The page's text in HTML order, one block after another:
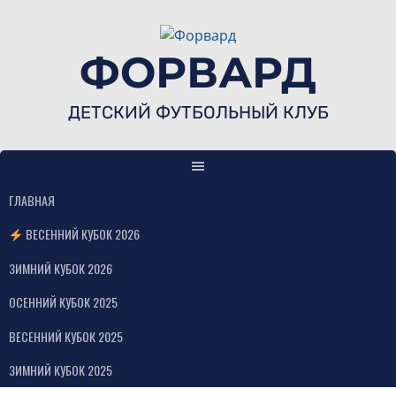
ФОРВАРД
ДЕТСКИЙ ФУТБОЛЬНЫЙ КЛУБ
ГЛАВНАЯ
ВЕСЕННИЙ КУБОК 2026
ЗИМНИЙ КУБОК 2026
ОСЕННИЙ КУБОК 2025
ВЕСЕННИЙ КУБОК 2025
ЗИМНИЙ КУБОК 2025